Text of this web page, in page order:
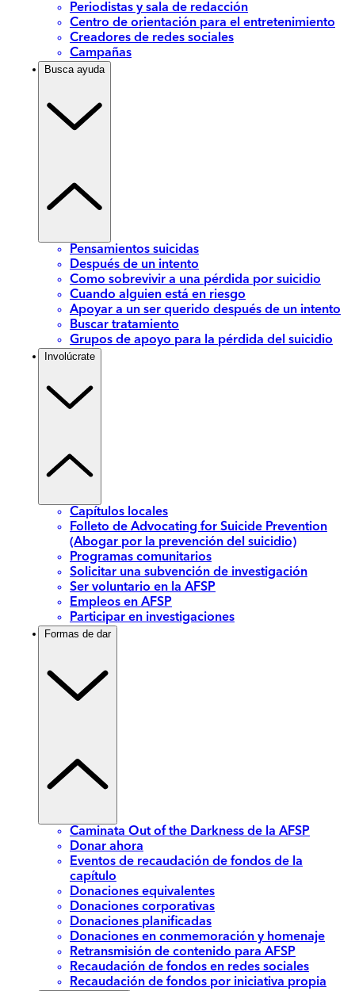
Periodistas y sala de redacción
Centro de orientación para el entretenimiento
Creadores de redes sociales
Campañas
Busca ayuda
Pensamientos suicidas
Después de un intento
Como sobrevivir a una pérdida por suicidio
Cuando alguien está en riesgo
Apoyar a un ser querido después de un intento
Buscar tratamiento
Grupos de apoyo para la pérdida del suicidio
Involúcrate
Capítulos locales
Folleto de Advocating for Suicide Prevention
(Abogar por la prevención del suicidio)
Programas comunitarios
Solicitar una subvención de investigación
Ser voluntario en la AFSP
Empleos en AFSP
Participar en investigaciones
Formas de dar
Caminata Out of the Darkness de la AFSP
Donar ahora
Eventos de recaudación de fondos de la
capítulo
Donaciones equivalentes
Donaciones corporativas
Donaciones planificadas
Donaciones en conmemoración y homenaje
Retransmisión de contenido para AFSP
Recaudación de fondos en redes sociales
Recaudación de fondos por iniciativa propia